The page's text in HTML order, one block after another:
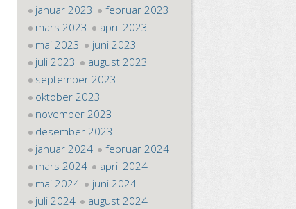
januar 2023
februar 2023
mars 2023
april 2023
mai 2023
juni 2023
juli 2023
august 2023
september 2023
oktober 2023
november 2023
desember 2023
januar 2024
februar 2024
mars 2024
april 2024
mai 2024
juni 2024
juli 2024
august 2024